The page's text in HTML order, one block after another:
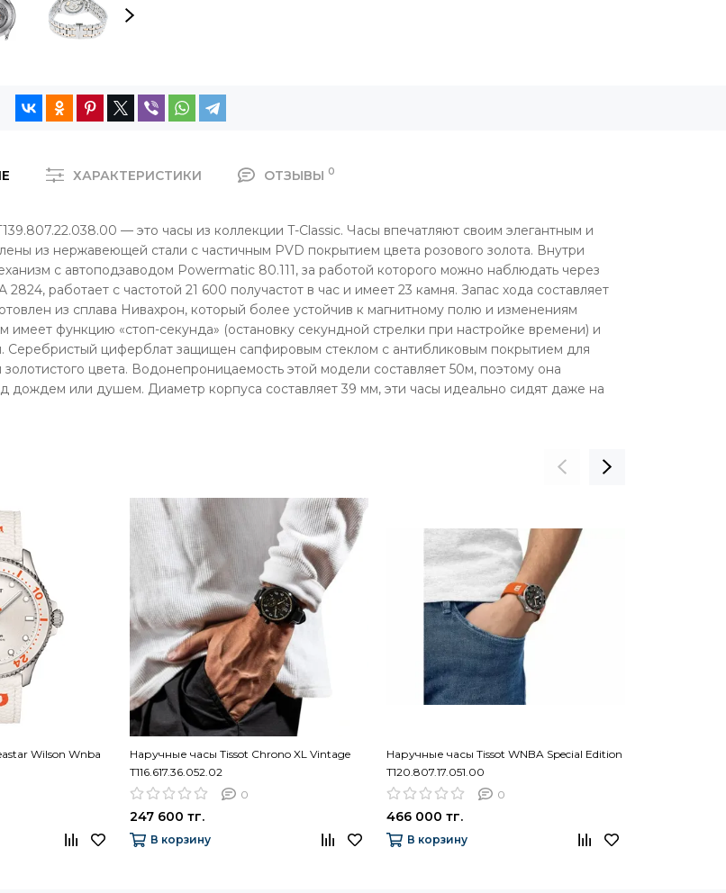
ХАРАКТЕРИСТИКИ ОТЗЫВЫ 0
— это часы из коллекции T-Classic. Часы впечатляют своим элегантным и
из нержавеющей стали с частичным PVD покрытием цвета розового золота. Внутри
с автоподзаводом Powermatic 80.111, за работой которого можно наблюдать через
работает с частотой 21 600 получастот в час и имеет 23 камня. Запас хода составляет
из сплава Нивахрон, который более устойчив к магнитному полю и изменениям
имеет функцию «стоп-секунда» (остановку секундной стрелки при настройке времени) и
Серебристый циферблат защищен сапфировым стеклом с антибликовым покрытием для
цвета. Водонепроницаемость этой модели составляет 50м, поэтому она
дождем или душем. Диаметр корпуса составляет 39 мм, эти часы идеально сидят даже на
Wilson Wnba
Наручные часы Tissot Chrono XL Vintage
T116.617.36.052.02
0
247 600 тг.
В корзину
Наручные часы Tissot WNBA Special Edition
T120.807.17.051.00
0
466 000 тг.
В корзину